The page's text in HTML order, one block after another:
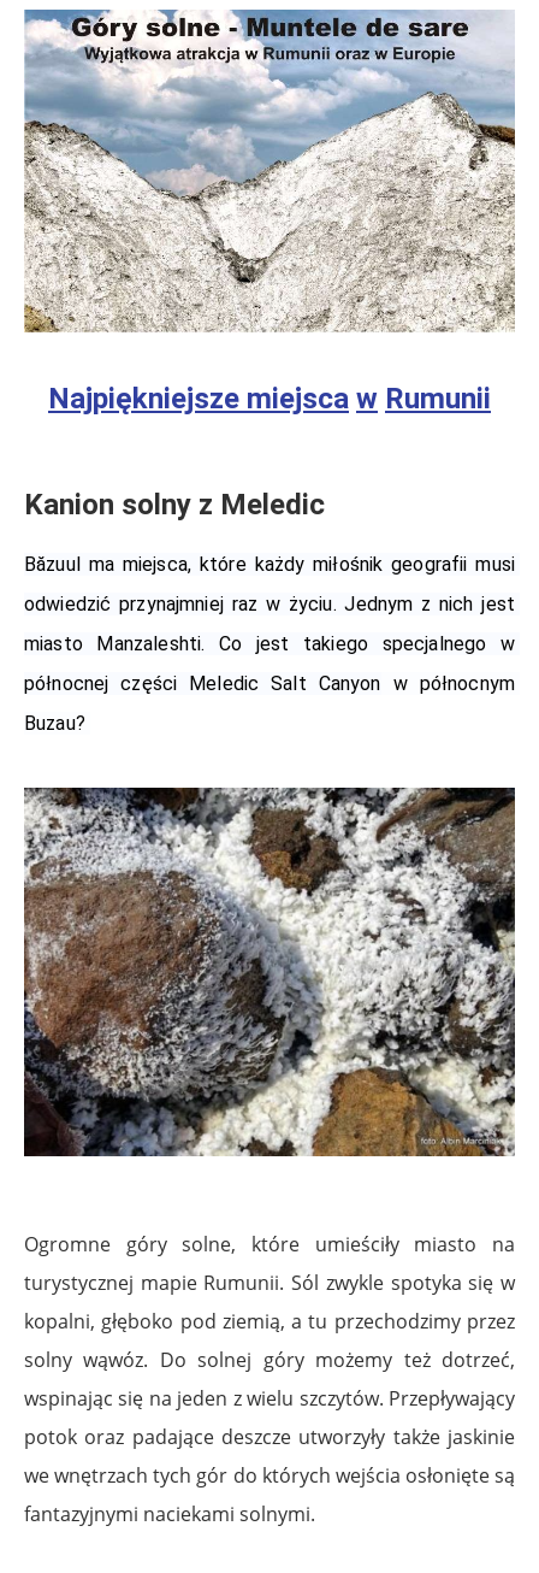
Najpiękniejsze miejsca w Rumunii
Kanion solny z Meledic
Băzuul ma miejsca, które każdy miłośnik geografii musi
odwiedzić przynajmniej raz w życiu. Jednym z nich jest
miasto Manzaleshti. Co jest takiego specjalnego w
północnej części Meledic Salt Canyon w północnym
Buzau?
Ogromne góry solne, które umieściły miasto na
turystycznej mapie Rumunii. Sól zwykle spotyka się w
kopalni, głęboko pod ziemią, a tu przechodzimy przez
solny wąwóz. Do solnej góry możemy też dotrzeć,
wspinając się na jeden z wielu szczytów. Przepływający
potok oraz padające deszcze utworzyły także jaskinie
we wnętrzach tych gór do których wejścia osłonięte są
fantazyjnymi naciekami solnymi.